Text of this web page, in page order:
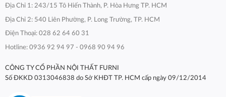
Địa Chỉ 1: 243/15 Tô Hiến Thành, P. Hòa Hưng TP. HCM
Địa Chỉ 2: 540 Liên Phường, P. Long Trường, TP. HCM
Điện Thoại: 028 62 64 60 31
Hotline: 0936 92 94 97 - 0968 90 94 96
CÔNG TY CỔ PHẦN NỘI THẤT FURNI
Số ĐKKD 0313046838 do Sở KHĐT TP. HCM cấp ngày 09/12/2014